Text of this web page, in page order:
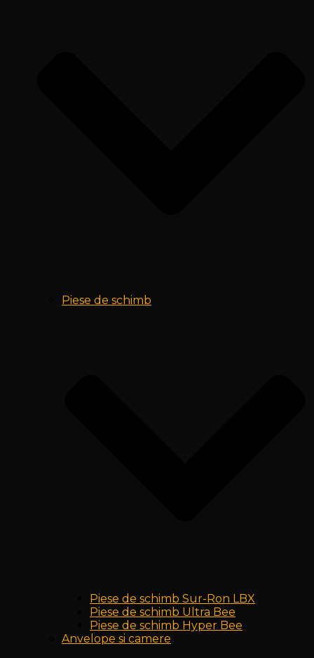
Piese de schimb
Piese de schimb Sur-Ron LBX
Piese de schimb Ultra Bee
Piese de schimb Hyper Bee
Anvelope si camere